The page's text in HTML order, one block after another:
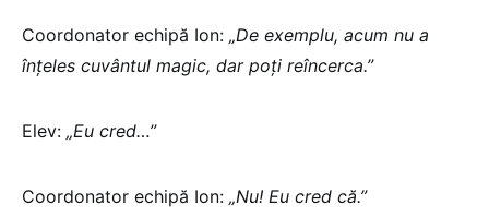
Coordonator echipă Ion: „De exemplu, acum nu a
înţeles cuvântul magic, dar poţi reîncerca.”
Elev: „Eu cred…”
Coordonator echipă Ion: „Nu! Eu cred că.”